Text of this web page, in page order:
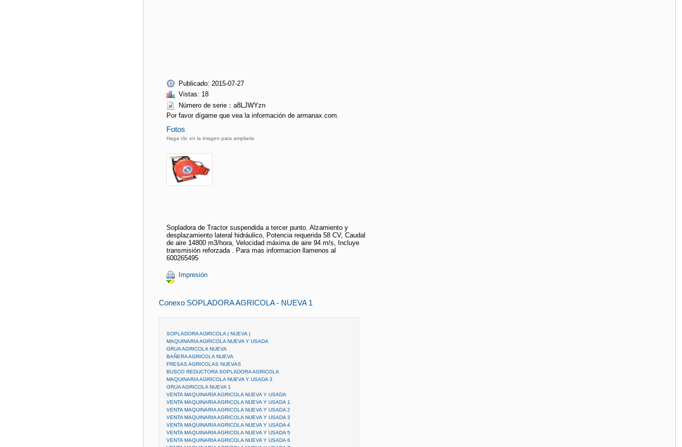
Publicado: 2015-07-27
Vistas: 18
Número de serie：a8LJWYzn
Por favor dígame que vea la información de armanax.com.
Fotos
Haga clic en la imagen para ampliarla
Sopladora de Tractor suspendida a tercer punto. Alzamiento y
desplazamiento lateral hidráulico, Potencia requerida 58 CV, Caudal
de aire 14800 m3/hora, Velocidad máxima de aire 94 m/s, Incluye
transmisión reforzada . Para mas informacion llamenos al
600265495
Impresión
Conexo SOPLADORA AGRICOLA - NUEVA 1
SOPLADORA AGRICOLA ( NUEVA )
MAQUINARIA AGRICOLA NUEVA Y USADA
GRUA AGRICOLA NUEVA
BAÑERA AGRICOLA NUEVA
FRESAS AGRICOLAS NUEVAS
BUSCO REDUCTORA SOPLADORA AGRICOLA
MAQUINARIA AGRICOLA NUEVA Y USADA 3
GRUA AGRICOLA NUEVA 1
VENTA MAQUINARIA AGRICOLA NUEVA Y USADA
VENTA MAQUINARIA AGRICOLA NUEVA Y USADA 1
VENTA MAQUINARIA AGRICOLA NUEVA Y USADA 2
VENTA MAQUINARIA AGRICOLA NUEVA Y USADA 3
VENTA MAQUINARIA AGRICOLA NUEVA Y USADA 4
VENTA MAQUINARIA AGRICOLA NUEVA Y USADA 5
VENTA MAQUINARIA AGRICOLA NUEVA Y USADA 6